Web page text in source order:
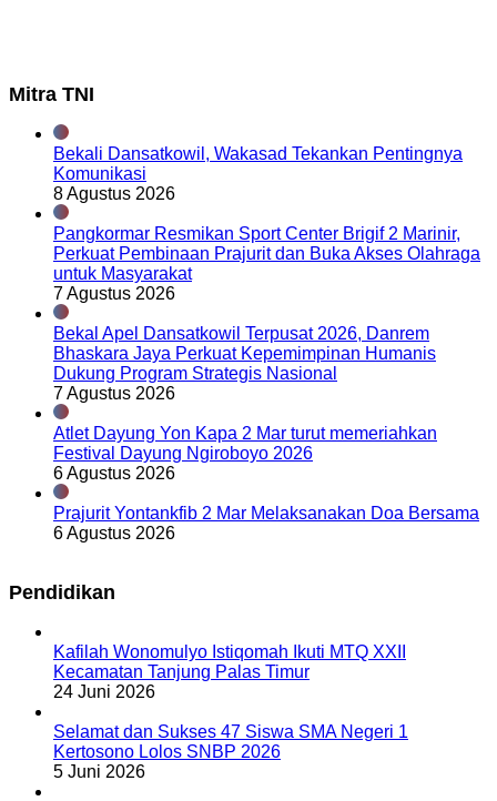
Mitra TNI
Bekali Dansatkowil, Wakasad Tekankan Pentingnya
Komunikasi
8 Agustus 2026
Pangkormar Resmikan Sport Center Brigif 2 Marinir,
Perkuat Pembinaan Prajurit dan Buka Akses Olahraga
untuk Masyarakat
7 Agustus 2026
Bekal Apel Dansatkowil Terpusat 2026, Danrem
Bhaskara Jaya Perkuat Kepemimpinan Humanis
Dukung Program Strategis Nasional
7 Agustus 2026
Atlet Dayung Yon Kapa 2 Mar turut memeriahkan
Festival Dayung Ngiroboyo 2026
6 Agustus 2026
Prajurit Yontankfib 2 Mar Melaksanakan Doa Bersama
6 Agustus 2026
Pendidikan
Kafilah Wonomulyo Istiqomah Ikuti MTQ XXII
Kecamatan Tanjung Palas Timur
24 Juni 2026
Selamat dan Sukses 47 Siswa SMA Negeri 1
Kertosono Lolos SNBP 2026
5 Juni 2026